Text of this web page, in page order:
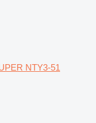
NTY3-51